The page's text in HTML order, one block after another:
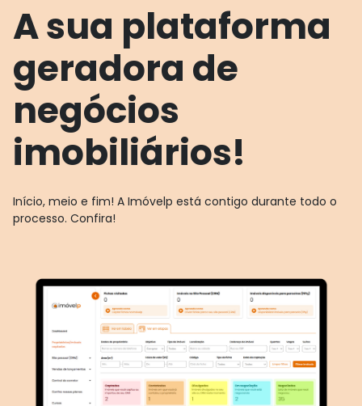
A sua plataforma
geradora de
negócios
imobiliários!
Início, meio e fim! A Imóvelp está contigo durante todo o
processo. Confira!